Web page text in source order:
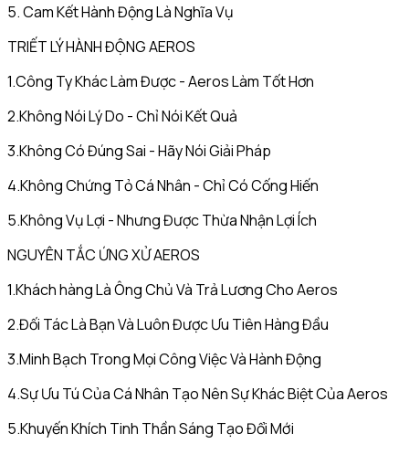
5. Cam Kết Hành Động Là Nghĩa Vụ
TRIẾT LÝ HÀNH ĐỘNG AEROS
1.Công Ty Khác Làm Được - Aeros Làm Tốt Hơn
2.Không Nói Lý Do - Chỉ Nói Kết Quả
3.Không Có Đúng Sai - Hãy Nói Giải Pháp
4.Không Chứng Tỏ Cá Nhân - Chỉ Có Cống Hiến
5.Không Vụ Lợi - Nhưng Được Thừa Nhận Lợi Ích
NGUYÊN TẮC ỨNG XỬ AEROS
1.Khách hàng Là Ông Chủ Và Trả Lương Cho Aeros
2.Đối Tác Là Bạn Và Luôn Được Ưu Tiên Hàng Đầu
3.Minh Bạch Trong Mọi Công Việc Và Hành Động
4.Sự Ưu Tú Của Cá Nhân Tạo Nên Sự Khác Biệt Của Aeros
5.Khuyến Khích Tinh Thần Sáng Tạo Đổi Mới